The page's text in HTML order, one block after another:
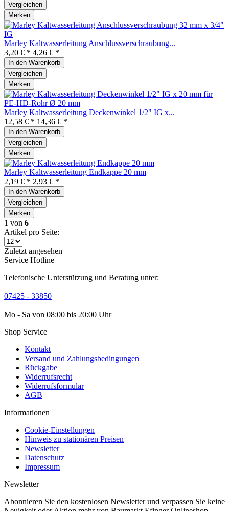
Vergleichen
Merken
Marley Kaltwasserleitung Anschlussverschraubung...
3,20 € * 4,26 € *
In den Warenkorb
Vergleichen
Merken
Marley Kaltwasserleitung Deckenwinkel 1/2" IG x...
12,58 € * 14,36 € *
In den Warenkorb
Vergleichen
Merken
Marley Kaltwasserleitung Endkappe 20 mm
2,19 € * 2,93 € *
In den Warenkorb
Vergleichen
Merken
1 von 6
Artikel pro Seite:
Zuletzt angesehen
Service Hotline
Telefonische Unterstützung und Beratung unter:
07425 - 33850
Mo - Sa von 08:00 bis 20:00 Uhr
Shop Service
Kontakt
Versand und Zahlungsbedingungen
Rückgabe
Widerrufsrecht
Widerrufsformular
AGB
Informationen
Cookie-Einstellungen
Hinweis zu stationären Preisen
Newsletter
Datenschutz
Impressum
Newsletter
Abonnieren Sie den kostenlosen Newsletter und verpassen Sie keine